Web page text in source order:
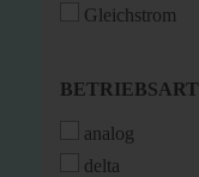
Gleichstrom
BETRIEBSART
BETRIEBSART
analog
delta